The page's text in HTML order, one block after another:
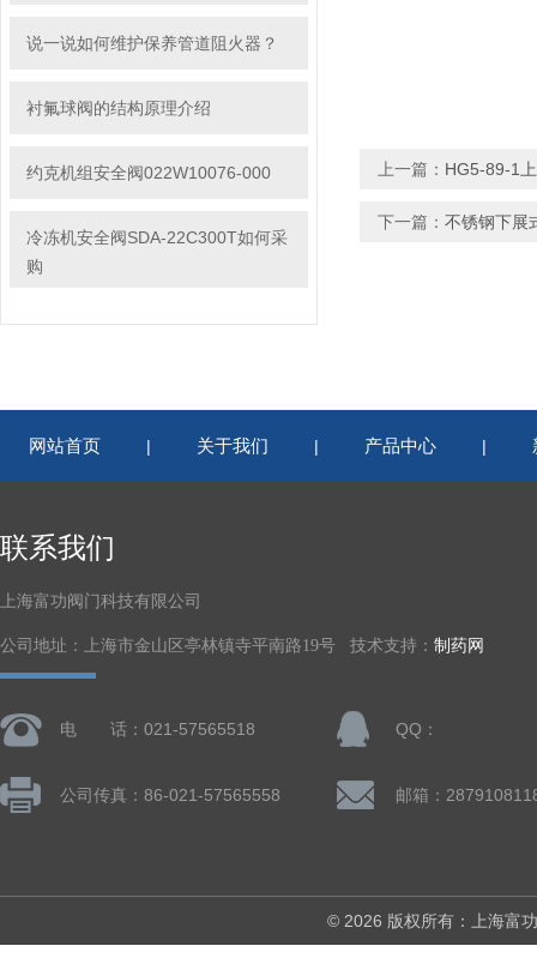
说一说如何维护保养管道阻火器？
衬氟球阀的结构原理介绍
约克机组安全阀022W10076-000
冷冻机安全阀SDA-22C300T如何采
购
上一篇： HG5-89-1
下一篇： 不锈钢下展
网站首页 | 关于我们 | 产品中心 |
联系我们
上海富功阀门科技有限公司
公司地址：上海市金山区亭林镇寺平南路19号 技术支持： 制药网
电 话：021-57565518 QQ：
公司传真：86-021-57565558 邮箱：
© 2026 版权所有：上海富